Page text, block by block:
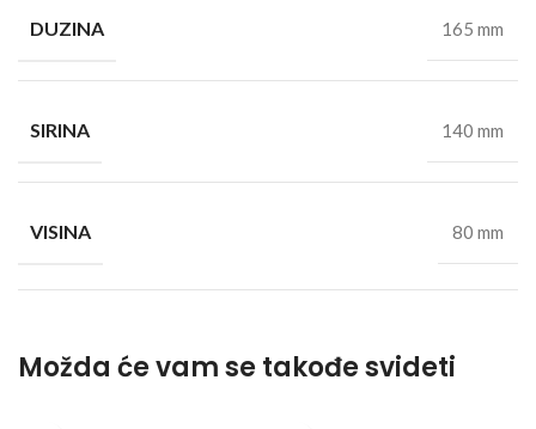
DUZINA 165 mm
SIRINA 140 mm
VISINA 80 mm
Možda će vam se takođe svideti